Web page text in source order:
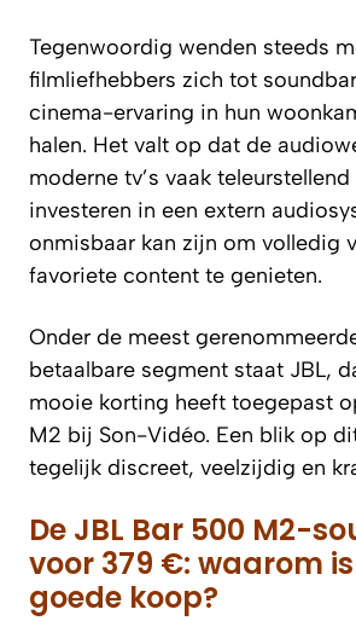
Tegenwoordig wenden steeds
filmliefhebbers zich tot
cinema-ervaring in hun
halen. Het valt op dat de
moderne tv’s vaak
investeren in een extern
onmisbaar kan zijn om volledig
favoriete content te genieten.
Onder de meest
betaalbare segment staat JBL,
mooie korting heeft toegepast
M2 bij Son-Vidéo. Een blik op
tegelijk discreet, veelzijdig en
De JBL Bar 500 M2-
voor 379 €: waarom
goede koop?